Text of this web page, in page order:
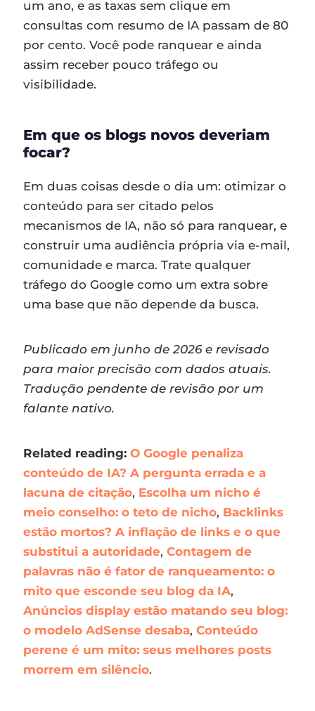
um ano, e as taxas sem clique em
consultas com resumo de IA passam de 80
por cento. Você pode ranquear e ainda
assim receber pouco tráfego ou
visibilidade.
Em que os blogs novos deveriam
focar?
Em duas coisas desde o dia um: otimizar o
conteúdo para ser citado pelos
mecanismos de IA, não só para ranquear, e
construir uma audiência própria via e-mail,
comunidade e marca. Trate qualquer
tráfego do Google como um extra sobre
uma base que não depende da busca.
Publicado em junho de 2026 e revisado
para maior precisão com dados atuais.
Tradução pendente de revisão por um
falante nativo.
Related reading: O Google penaliza
conteúdo de IA? A pergunta errada e a
lacuna de citação, Escolha um nicho é
meio conselho: o teto de nicho, Backlinks
estão mortos? A inflação de links e o que
substitui a autoridade,Contagem de
palavras não é fator de ranqueamento: o
mito que esconde seu blog da IA,
Anúncios display estão matando seu blog:
o modelo AdSense desaba,Conteúdo
perene é um mito: seus melhores posts
morrem em silêncio.